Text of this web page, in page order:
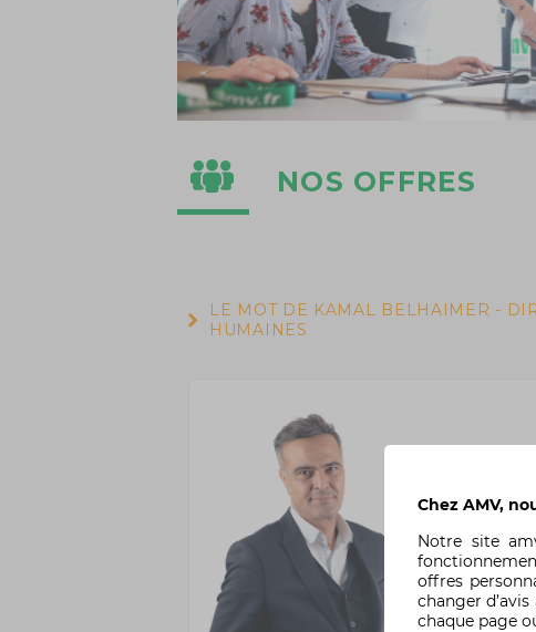
NOS OFFRES
LE MOT DE KAMAL BELHAIMER -
HUMAINES
permet au travail
respect d'un
intégrant un
collaboration avec
avec nous, à écrire
Chez AMV,
Notre site
offres
changer
chaque page